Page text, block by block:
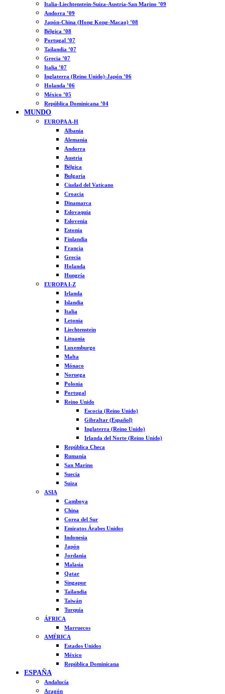
Italia-Liechtenstein-Suiza-Austria-San Marino ’09
Andorra ’09
Japón-China (Hong Kong-Macao) ’08
Bélgica ’08
Portugal ’07
Tailandia ’07
Grecia ’07
Italia ’07
Inglaterra (Reino Unido)-Japón ’06
Holanda ’06
México ’05
República Dominicana ’04
MUNDO
EUROPA A-H
Albania
Alemania
Andorra
Austria
Bélgica
Bulgaria
Ciudad del Vaticano
Croacia
Dinamarca
Eslovaquia
Eslovenia
Estonia
Finlandia
Francia
Grecia
Holanda
Hungría
EUROPA I-Z
Irlanda
Islandia
Italia
Letonia
Liechtenstein
Lituania
Luxemburgo
Malta
Mónaco
Noruega
Polonia
Portugal
Reino Unido
Escocia (Reino Unido)
Gibraltar (Español)
Inglaterra (Reino Unido)
Irlanda del Norte (Reino Unido)
República Checa
Rumanía
San Marino
Suecia
Suiza
ASIA
Camboya
China
Corea del Sur
Emiratos Árabes Unidos
Indonesia
Japón
Jordania
Malasia
Qatar
Singapur
Tailandia
Taiwán
Turquía
ÁFRICA
Marruecos
AMÉRICA
Estados Unidos
México
República Dominicana
ESPAÑA
Andalucía
Aragón